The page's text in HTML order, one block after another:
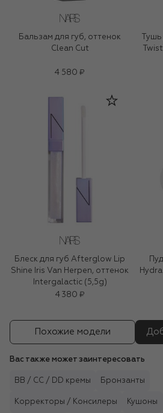
Бальзам для губ, оттенок
Clean Cut
4 580 ₽
Блеск для губ Afterglow Lip
Shine Iris Van Herpen, оттенок
Intergalactic (5,5g)
4 380 ₽
Похожие модели
Вас также может заинтересовать
BB / CC / DD кремы Бронзанты
Корректоры / Консилеры Кушоны